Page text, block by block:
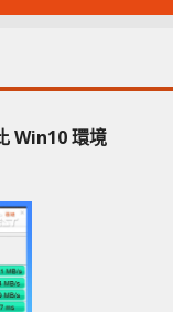
Win10 環境